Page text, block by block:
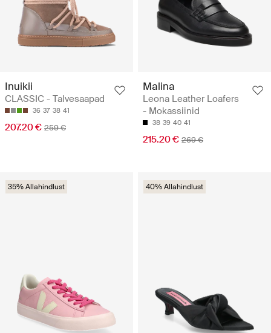
Inuikii
CLASSIC - Talvesaapad
36 37 38 41
207.20 € 259 €
Malina
Leona Leather Loafers
- Mokassiinid
38 39 40 41
215.20 € 269 €
35% Allahindlust 40% Allahindlust